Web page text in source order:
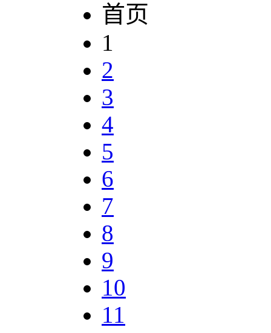
首页
1
2
3
4
5
6
7
8
9
10
11